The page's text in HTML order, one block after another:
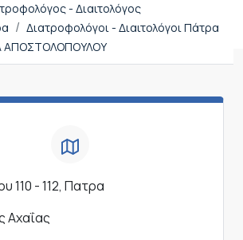
- Διαιτολόγος
Διατροφολόγοι - Διαιτολόγοι Πάτρα
ΑΠΟΣΤΟΛΟΠΟΥΛΟΥ
110 - 112, Πατρα
Αχαΐας